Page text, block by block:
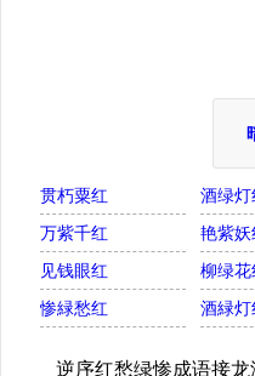
贯朽粟红 酒绿灯
万紫千红
艳紫妖
见钱眼红
柳绿花
惨緑愁红
酒緑灯
逆序红愁绿惨成语接